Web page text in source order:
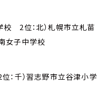
校 2位：北）札幌市立札苗
女子中学校
：千）習志野市立谷津小学